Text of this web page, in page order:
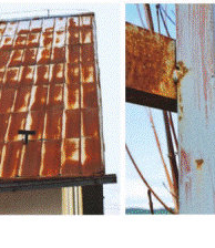
Úvod Ruční
Z30